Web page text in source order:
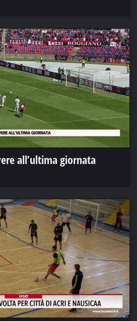
all’ultima giornata